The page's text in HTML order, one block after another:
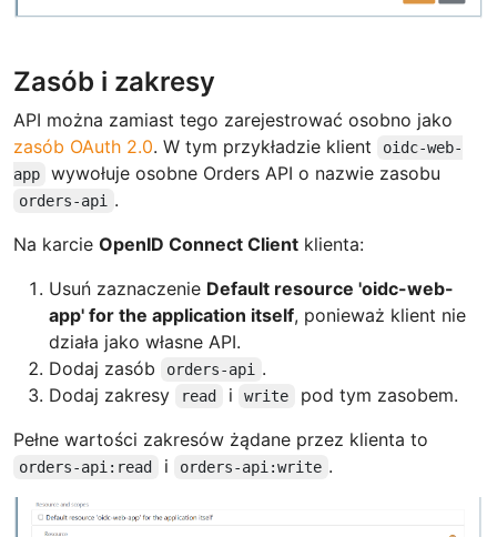
Zasób i zakresy
API można zamiast tego zarejestrować osobno jako
zasób OAuth 2.0. W tym przykładzie klient
oidc-web-
app
wywołuje osobne Orders API o nazwie zasobu
orders-api
.
Na karcie OpenID Connect Client klienta:
Usuń zaznaczenie Default resource 'oidc-web-
app' for the application itself, ponieważ klient nie
działa jako własne API.
Dodaj zasób
orders-api
.
Dodaj zakresy
read i write
pod tym zasobem.
Pełne wartości zakresów żądane przez klienta to
orders-api:read i orders-api:write .